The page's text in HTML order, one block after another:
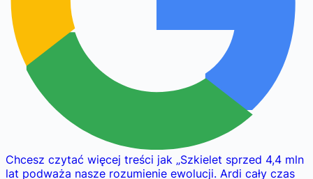
Chcesz czytać więcej treści jak „Szkielet sprzed 4,4 mln
lat podważa nasze rozumienie ewolucji. Ardi cały czas